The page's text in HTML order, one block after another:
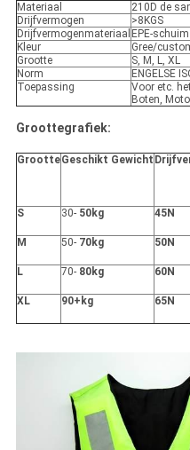
Materiaal
210D de
Drijfvermogen
>8KGS
Drijfvermogenmateriaal EPE-
Kleur
Gree/
Grootte
S, M, L, XL
Norm
ENGELSE
Toepassing
Voor etc.
Boten,
Groottegrafiek:
GrootteGeschikt Gewicht
S 30- 50kg 45N
M 50- 70kg 50N
L 70- 80kg 60N
XL 90+kg 65N